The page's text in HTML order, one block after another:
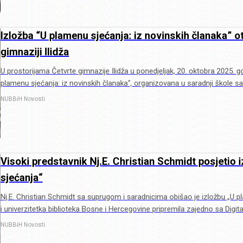
Izložba “U plamenu sjećanja: iz novinskih članaka”
gimnaziji Ilidža
U prostorijama Četvrte gimnazije Ilidža u ponedjeljak, 20. oktobra 2025.
plamenu sjećanja: iz novinskih članaka“, organizovana u saradnji škole
NUBBiH Novosti
Visoki predstavnik Nj.E. Christian Schmidt posjetio
sjećanja“
Nj.E. Christian Schmidt sa suprugom i saradnicima obišao je izložbu „U
i univerzitetka biblioteka Bosne i Hercegovine pripremila zajedno sa
NUBBiH Novosti